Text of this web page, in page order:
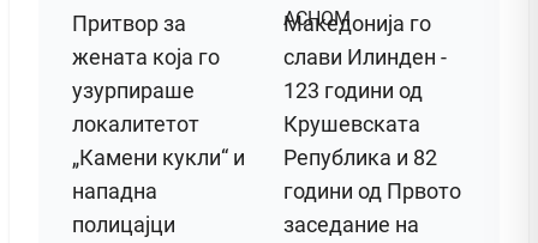
Притвор за
жената која го
узурпираше
локалитетот
„Камени кукли“ и
нападна
полицајци
Македонија го
слави Илинден -
123 години од
Крушевската
Република и 82
години од Првото
заседание на